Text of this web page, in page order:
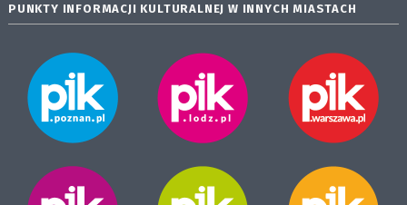
PUNKTY INFORMACJI KULTURALNEJ W INNYCH MIASTACH